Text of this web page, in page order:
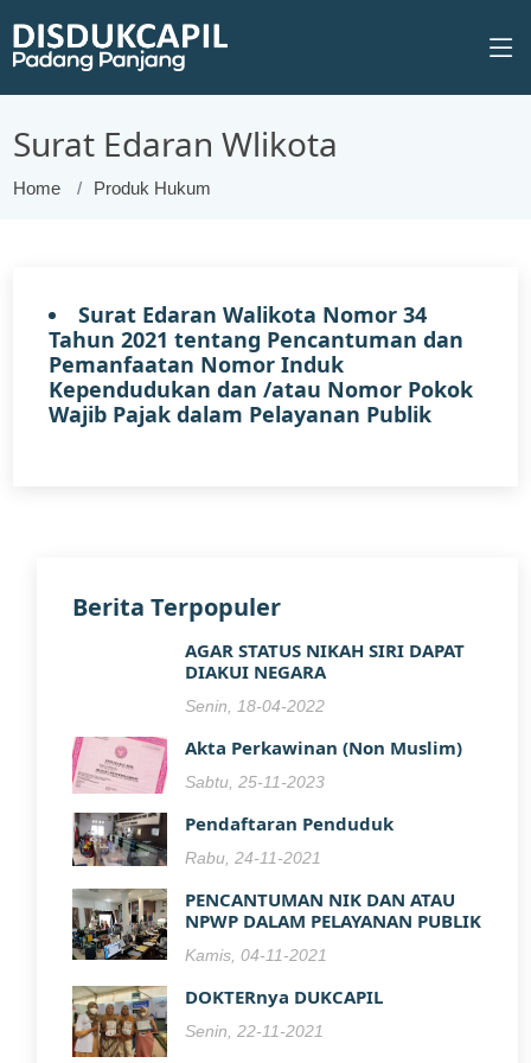
Surat Edaran Wlikota
Home Produk Hukum
Surat Edaran Walikota Nomor 34
Tahun 2021 tentang Pencantuman dan
Pemanfaatan Nomor Induk
Kependudukan dan /atau Nomor Pokok
Wajib Pajak dalam Pelayanan Publik
Berita Terpopuler
AGAR STATUS NIKAH SIRI DAPAT
DIAKUI NEGARA
Senin, 18-04-2022
Akta Perkawinan (Non Muslim)
Sabtu, 25-11-2023
Pendaftaran Penduduk
Rabu, 24-11-2021
PENCANTUMAN NIK DAN ATAU
NPWP DALAM PELAYANAN PUBLIK
Kamis, 04-11-2021
DOKTERnya DUKCAPIL
Senin, 22-11-2021